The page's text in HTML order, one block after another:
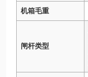
机箱毛重
闸杆类型